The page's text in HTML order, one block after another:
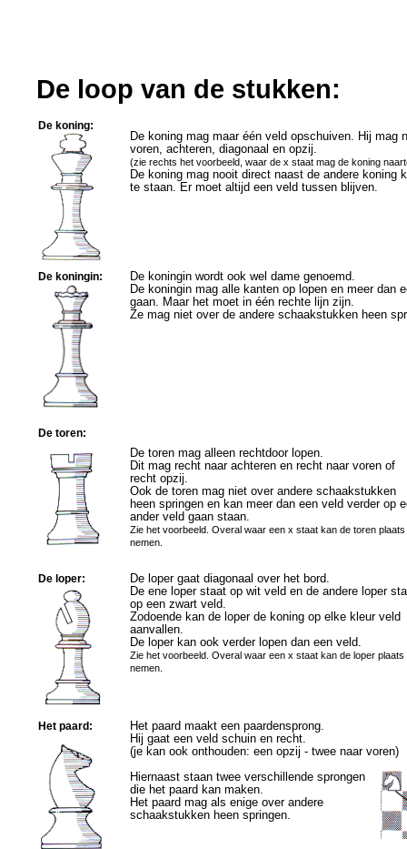
De loop van de stukken:
De koning:
De koning mag maar één veld opschuiven. Hij mag
voren, achteren, diagonaal en opzij.
(zie rechts het voorbeeld, waar de x staat mag de koning
De koning mag nooit direct naast de andere koning
te staan. Er moet altijd een veld tussen blijven.
De koningin:
De koningin wordt ook wel dame genoemd.
De koningin mag alle kanten op lopen en meer dan
gaan. Maar het moet in één rechte lijn zijn.
Ze mag niet over de andere schaakstukken heen
De toren:
De toren mag alleen rechtdoor lopen.
Dit mag recht naar achteren en recht naar voren of
recht opzij.
Ook de toren mag niet over andere schaakstukken
heen springen en kan meer dan een veld verder op
ander veld gaan staan.
Zie het voorbeeld. Overal waar een x staat kan de toren plaats
nemen.
De loper:
De loper gaat diagonaal over het bord.
De ene loper staat op wit veld en de andere loper
op een zwart veld.
Zodoende kan de loper de koning op elke kleur veld
aanvallen.
De loper kan ook verder lopen dan een veld.
Zie het voorbeeld. Overal waar een x staat kan de loper plaats
nemen.
Het paard :
Het paard maakt een paardensprong.
Hij gaat een veld schuin en recht.
(je kan ook onthouden: een opzij - twee naar voren)
Hiernaast staan twee verschillende sprongen
die het paard kan maken.
Het paard mag als enige over andere
schaakstukken heen springen.